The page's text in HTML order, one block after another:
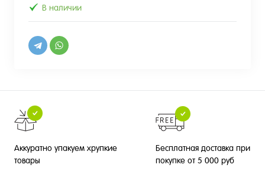
В наличии
Аккуратно упакуем хрупкие
товары
Бесплатная доставка при
покупке от 5 000 руб